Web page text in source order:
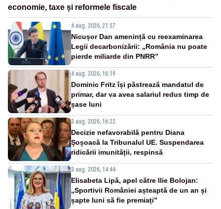
economie, taxe și reformele fiscale
4 aug. 2026, 21:27
Nicușor Dan amenință cu reexaminarea
Legii decarbonizării: „România nu poate
pierde miliarde din PNRR”
4 aug. 2026, 16:19
Dominic Fritz își păstrează mandatul de
primar, dar va avea salariul redus timp de
șase luni
3 aug. 2026, 16:22
Decizie nefavorabilă pentru Diana
Șoșoacă la Tribunalul UE. Suspendarea
ridicării imunității, respinsă
3 aug. 2026, 14:44
Elisabeta Lipă, apel către Ilie Bolojan:
„Sportivii României așteaptă de un an și
șapte luni să fie premiați”